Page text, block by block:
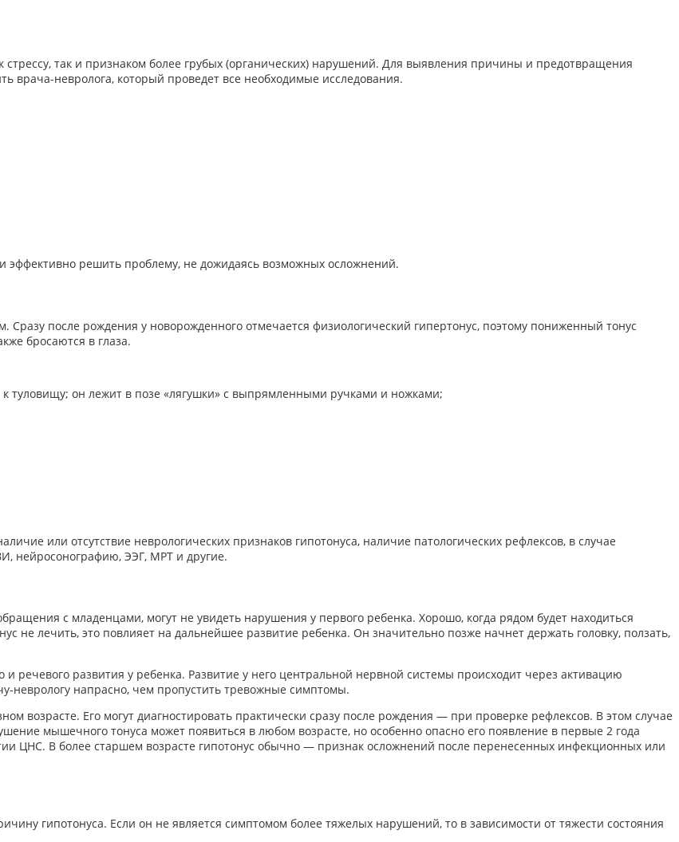
так и признаком более грубых (органических) нарушений. Для выявления причины и предотвращения
врача-невролога, который проведет все необходимые исследования.
решить проблему, не дожидаясь возможных осложнений.
Сразу после рождения у новорожденного отмечается физиологический гипертонус, поэтому пониженный тонус
бросаются в глаза.
туловищу; он лежит в позе «лягушки» с выпрямленными ручками и ножками;
или отсутствие неврологических признаков гипотонуса, наличие патологических рефлексов, в случае
нейросонографию, ЭЭГ, МРТ и другие.
с младенцами, могут не увидеть нарушения у первого ребенка. Хорошо, когда рядом будет находиться
лечить, это повлияет на дальнейшее развитие ребенка. Он значительно позже начнет держать головку, ползать,
речевого развития у ребенка. Развитие у него центральной нервной системы происходит через активацию
неврологу напрасно, чем пропустить тревожные симптомы.
возрасте. Его могут диагностировать практически сразу после рождения — при проверке рефлексов. В этом случае
мышечного тонуса может появиться в любом возрасте, но особенно опасно его появление в первые 2 года
ЦНС. В более старшем возрасте гипотонус обычно — признак осложнений после перенесенных инфекционных или
гипотонуса. Если он не является симптомом более тяжелых нарушений, то в зависимости от тяжести состояния